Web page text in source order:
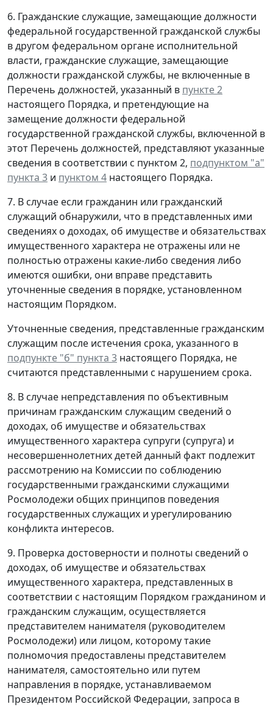
6. Гражданские служащие, замещающие должности
федеральной государственной гражданской службы
в другом федеральном органе исполнительной
власти, гражданские служащие, замещающие
должности гражданской службы, не включенные в
Перечень должностей, указанный в пункте 2
настоящего Порядка, и претендующие на
замещение должности федеральной
государственной гражданской службы, включенной в
этот Перечень должностей, представляют указанные
сведения в соответствии с пунктом 2, подпунктом "а"
пункта 3 и пунктом 4 настоящего Порядка.
7. В случае если гражданин или гражданский
служащий обнаружили, что в представленных ими
сведениях о доходах, об имуществе и обязательствах
имущественного характера не отражены или не
полностью отражены какие-либо сведения либо
имеются ошибки, они вправе представить
уточненные сведения в порядке, установленном
настоящим Порядком.
Уточненные сведения, представленные гражданским
служащим после истечения срока, указанного в
подпункте "б" пункта 3 настоящего Порядка, не
считаются представленными с нарушением срока.
8. В случае непредставления по объективным
причинам гражданским служащим сведений о
доходах, об имуществе и обязательствах
имущественного характера супруги (супруга) и
несовершеннолетних детей данный факт подлежит
рассмотрению на Комиссии по соблюдению
государственными гражданскими служащими
Росмолодежи общих принципов поведения
государственных служащих и урегулированию
конфликта интересов.
9. Проверка достоверности и полноты сведений о
доходах, об имуществе и обязательствах
имущественного характера, представленных в
соответствии с настоящим Порядком гражданином и
гражданским служащим, осуществляется
представителем нанимателя (руководителем
Росмолодежи) или лицом, которому такие
полномочия предоставлены представителем
нанимателя, самостоятельно или путем
направления в порядке, устанавливаемом
Президентом Российской Федерации, запроса в